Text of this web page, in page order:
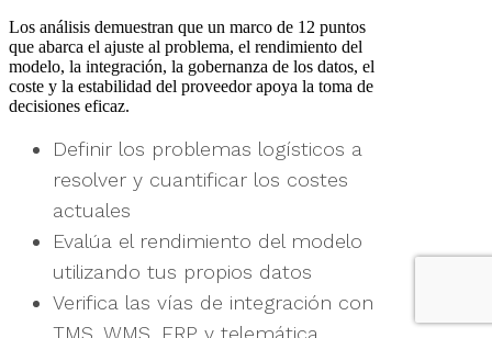
Los análisis demuestran que un marco de 12 puntos
que abarca el ajuste al problema, el rendimiento del
modelo, la integración, la gobernanza de los datos, el
coste y la estabilidad del proveedor apoya la toma de
decisiones eficaz.
Definir los problemas logísticos a
resolver y cuantificar los costes
actuales
Evalúa el rendimiento del modelo
utilizando tus propios datos
Verifica las vías de integración con
TMS, WMS, ERP y telemática